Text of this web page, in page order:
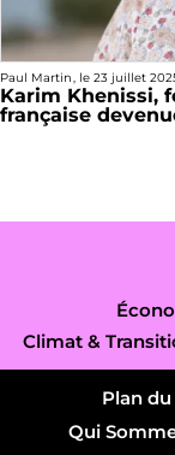
Paul Martin, le 23 juillet
Karim Khenissi,
française
Climat &
Plan
Qui